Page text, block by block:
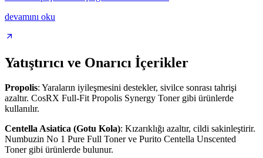
devamını oku
Yatıştırıcı ve Onarıcı İçerikler
Propolis: Yaraların iyileşmesini destekler, sivilce sonrası tahrişi
azaltır. CosRX Full-Fit Propolis Synergy Toner gibi ürünlerde
kullanılır.
Centella Asiatica (Gotu Kola): Kızarıklığı azaltır, cildi sakinleştirir.
Numbuzin No 1 Pure Full Toner ve Purito Centella Unscented
Toner gibi ürünlerde bulunur.